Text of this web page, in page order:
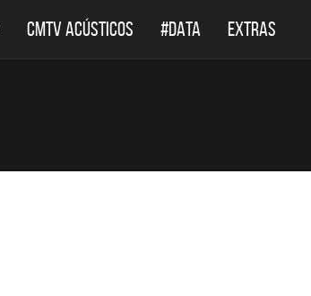
CMTV ACÚSTICOS #DATA EXTRAS